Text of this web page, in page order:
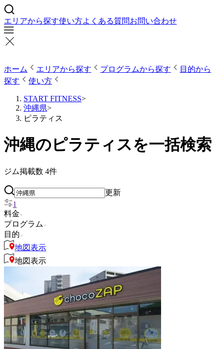
エリアから探す使い方よくある質問お問い合わせ
ホーム エリアから探す プログラムから探す
目的から
探す
使い方
START FITNESS>
沖縄県>
ピラティス
沖縄のピラティスを一括検索
ジム掲載数 4件
更新
1
料金
プログラム
目的
地図表示
地図表示